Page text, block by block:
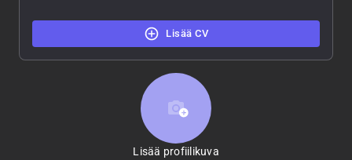
Lisää CV
Lisää profiilikuva
Lisää profiilikuva